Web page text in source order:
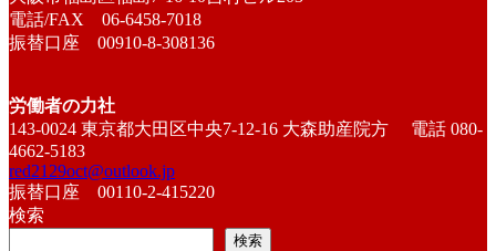
電話/FAX 06-6458-7018
振替口座 00910-8-308136
労働者の力社
143-0024 東京都大田区中央7-12-16 大森助産院方 電話 080-
4662-5183
red2129oct@outlook.jp
振替口座 00110-2-415220
検索
検索